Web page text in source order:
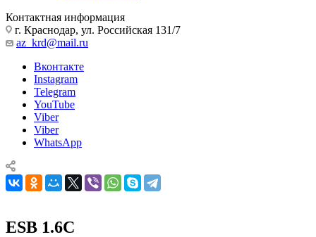
Контактная информация
г. Краснодар, ул. Российская 131/7
az_krd@mail.ru
Вконтакте
Instagram
Telegram
YouTube
Viber
Viber
WhatsApp
ESB 1.6C